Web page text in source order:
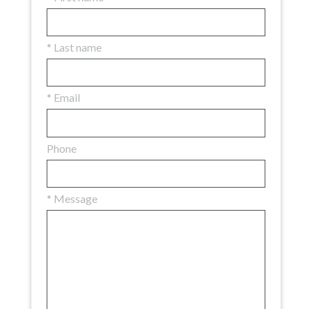
* Last name
* Email
Phone
* Message